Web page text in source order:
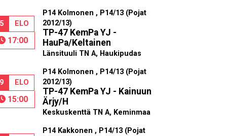
ELO
17:00
P14 Kolmonen , P14/13 (Pojat
2012/13)
TP-47 KemPa YJ -
HauPa/Keltainen
Länsituuli TN A, Haukipudas
ELO
15:00
P14 Kolmonen , P14/13 (Pojat
2012/13)
TP-47 KemPa YJ - Kainuun
Ärjy/H
Keskuskenttä TN A, Keminmaa
P14 Kakkonen , P14/13 (Pojat